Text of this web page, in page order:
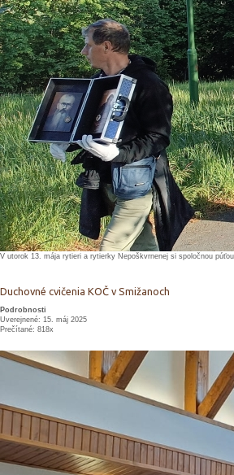
V utorok 13. mája rytieri a rytierky Nepoškvrnenej si spoločnou
Duchovné cvičenia KOČ v Smižanoch
Podrobnosti
Uverejnené: 15. máj 2025
Prečítané: 818x